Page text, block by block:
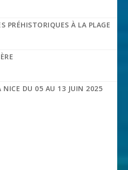
PRÉHISTORIQUES À LA PLAGE
NICE DU 05 AU 13 JUIN 2025